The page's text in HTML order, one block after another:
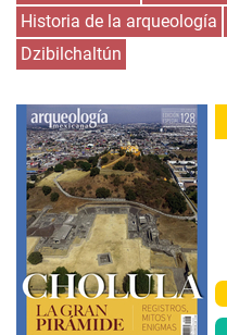
Historia de la arqueología
Dzibilchaltún